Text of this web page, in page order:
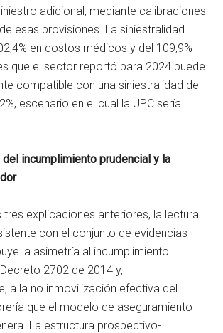
adicional, mediante calibraciones
esas provisiones. La siniestralidad
en costos médicos y del 109,9%
que el sector reportó para 2024 puede
compatible con una siniestralidad de
escenario en el cual la UPC sería
incumplimiento prudencial y la
tres explicaciones anteriores, la lectura
con el conjunto de evidencias
la asimetría al incumplimiento
2702 de 2014 y,
a la no inmovilización efectiva del
que el modelo de aseguramiento
La estructura prospectivo-